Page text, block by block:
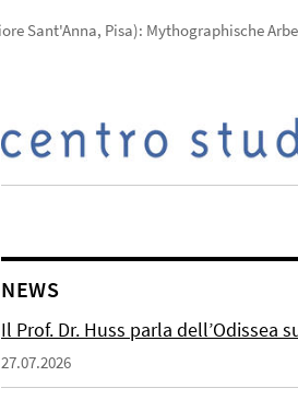
Sant'Anna, Pisa): Mythographische
NEWS
Il Prof. Dr. Huss parla dell’Odissea
27.07.2026